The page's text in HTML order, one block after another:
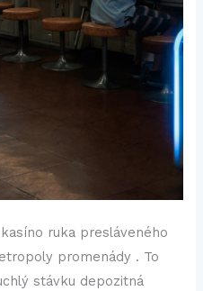
ruka presláveného
promenády . To
stávku depozitná